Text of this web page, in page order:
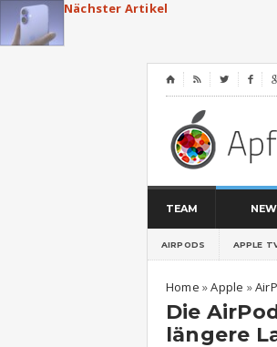
Nächster Artikel
⌂   
TEAM
AIRPODS APPLE
Home »Apple »
Die
längere